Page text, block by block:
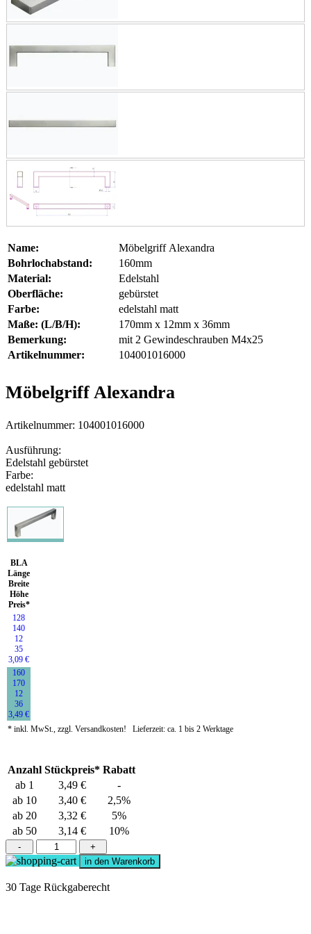
Name:
Möbelgriff Alexandra
Bohrlochabstand:
160mm
Material:
Edelstahl
Oberfläche:
gebürstet
Farbe:
edelstahl matt
Maße: (L/B/H):
170mm x 12mm x 36mm
Bemerkung:
mit 2 Gewindeschrauben M4x25
Artikelnummer:
104001016000
Möbelgriff Alexandra
Artikelnummer: 104001016000
Ausführung:
Edelstahl gebürstet
Farbe:
edelstahl matt
BLA
Länge
Breite
Höhe
Preis*
128
140
12
35
3,09 €
160
170
12
36
3,49 €
* inkl. MwSt., zzgl. Versandkosten!
Lieferzeit: ca. 1 bis 2 Werktage
Anzahl Stückpreis* Rabatt
ab 1
3,49 €
-
ab 10
3,40 €
2,5%
ab 20
3,32 €
5%
ab 50
3,14 € 10%
-
+
in den Warenkorb
30 Tage Rückgaberecht